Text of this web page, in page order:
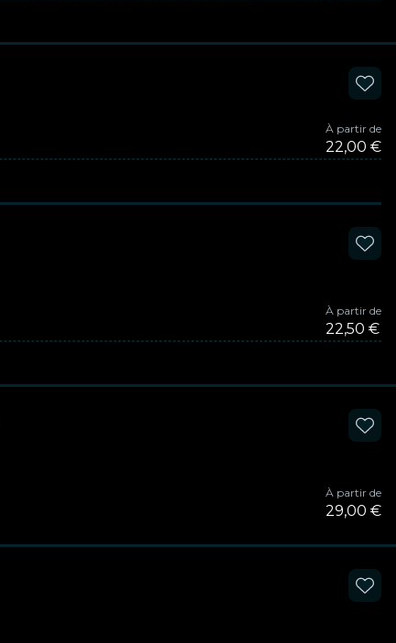
À partir de
22,00 €
À partir de
22,50 €
À partir de
29,00 €